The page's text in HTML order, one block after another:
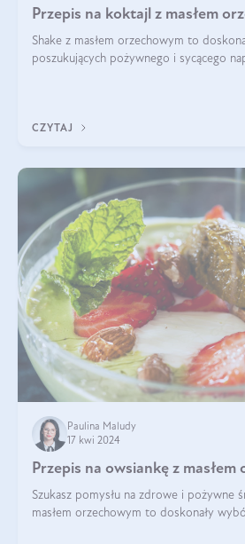
Przepis na koktajl z masłem
Shake z masłem orzechowym to
poszukujących pożywnego i sycącego
CZYTAJ
Paulina Maludy
17 kwi 2024
Przepis na owsiankę z masłem
Szukasz pomysłu na zdrowe i pożywne
masłem orzechowym to doskonały